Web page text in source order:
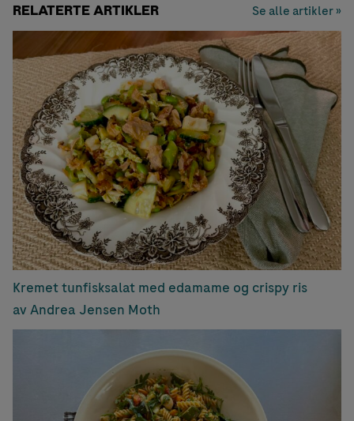
RELATERTE ARTIKLER Se alle artikler »
Kremet tunfisksalat med edamame og crispy ris
av Andrea Jensen Moth